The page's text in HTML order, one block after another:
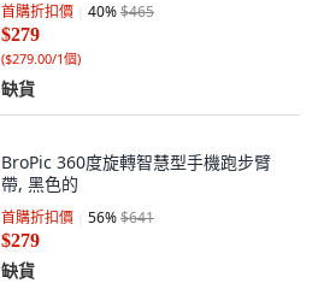
首購折扣價 40%$465
$279
($279.00/1個)
缺貨
BroPic 360度旋轉智慧型手機跑步臂
帶, 黑色的
首購折扣價 56%$641
$279
缺貨